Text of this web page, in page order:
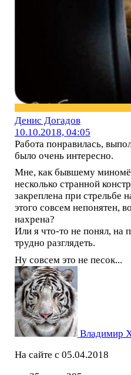
Денис Догадов
10.10.2018, 04:05
Работа понравилась,
было очень интересно.
Мне, как бывшему
несколько странной
закреплена при стрельбе
этого совсем непонятен,
нахрена?
Или я что-то не понял, на
трудно разглядеть.
Ну совсем это не песок...
Владимир
На сайте с 05.04.2018